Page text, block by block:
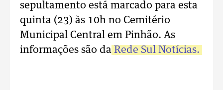
sepultamento está marcado para esta
quinta (23) às 10h no Cemitério
Municipal Central em Pinhão. As
informações são da Rede Sul Notícias.